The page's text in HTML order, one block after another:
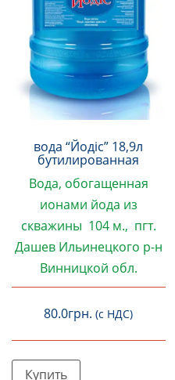
вода “Йодіс” 18,9л
бутилированная
Вода, обогащенная
ионами йода из
скважины 104 м., пгт.
Дашев Ильинецкого р-н
Винницкой обл.
80.0грн. (с НДС)
Купить